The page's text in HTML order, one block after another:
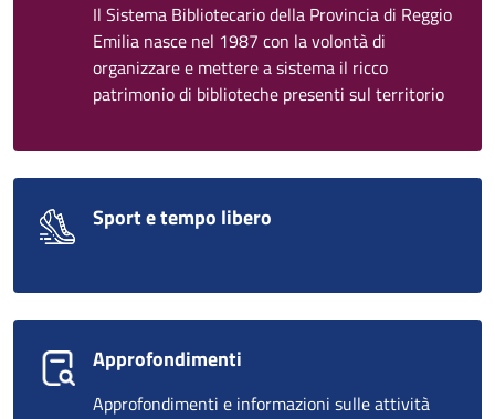
Il Sistema Bibliotecario della Provincia di Reggio
Emilia nasce nel 1987 con la volontà di
organizzare e mettere a sistema il ricco
patrimonio di biblioteche presenti sul territorio
Sport e tempo libero
Approfondimenti
Approfondimenti e informazioni sulle attività